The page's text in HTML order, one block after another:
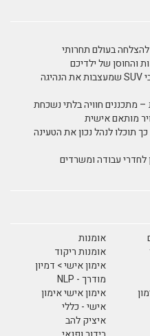
בעולם תחרותי
והחוסן של ילדיכם
נהיגה חכמה: טכנולוגיות מתקדמות ברכבי SUV שמעצבות את הנהיגה
– מתכננים חוויה בלתי נשכחת
מותאם אישית
תוכלו לנהל נכון את הטעינה
עבודה ומשרדים
אומנות
אומנות ריקוד
אימון אישי > דמיון
מודרך - NLP
אימון אישי אימון
אישי - כללי
איציק להב